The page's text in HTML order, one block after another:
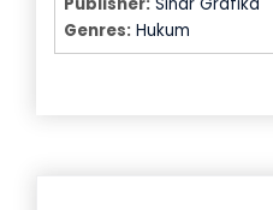
Genres: Hukum